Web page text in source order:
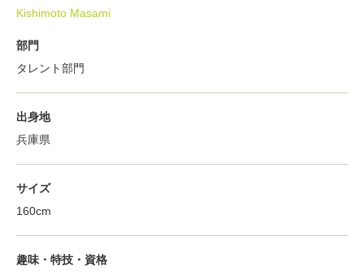
Kishimoto Masami
部門
タレント部門
出身地
兵庫県
サイズ
160cm
趣味・特技・資格